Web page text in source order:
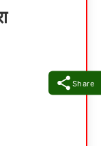
Share